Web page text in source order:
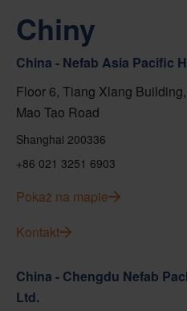
Chiny
China - Nefab Asia Pacific
Floor 6, Tiang Xlang
Mao Tao Road
Shanghai 200336
+86 021 3251 6903
Pokaż na mapie
Kontakt
China - Chengdu Nefab
Ltd.